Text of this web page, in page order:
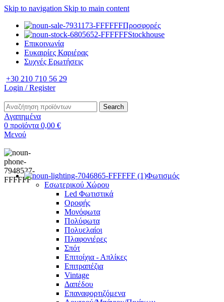
Skip to navigation Skip to main content
Προσφορές
Stockhouse
Επικοινωνία
Ευκαιρίες Καριέρας
Συχνές Ερωτήσεις
+30 210 710 56 29
Login / Register
Search
Αγαπημένα
0 προϊόντα 0,00 €
Μενού
Φωτισμός
Εσωτερικού Χώρου
Led Φωτιστικά
Οροφής
Μονόφωτα
Πολύφωτα
Πολυελαίοι
Πλαφονιέρες
Σπότ
Επιτοίχια - Απλίκες
Επιτραπέζια
Vintage
Δαπέδου
Επαναφορτιζόμενα